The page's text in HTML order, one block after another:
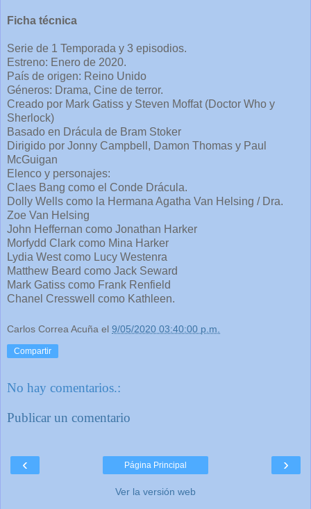
Ficha técnica
Serie de 1 Temporada y 3 episodios.
Estreno: Enero de 2020.
País de origen: Reino Unido
Géneros: Drama, Cine de terror.
Creado por Mark Gatiss y Steven Moffat (Doctor Who y
Sherlock)
Basado en Drácula de Bram Stoker
Dirigido por Jonny Campbell, Damon Thomas y Paul
McGuigan
Elenco y personajes:
Claes Bang como el Conde Drácula.
Dolly Wells como la Hermana Agatha Van Helsing / Dra.
Zoe Van Helsing
John Heffernan como Jonathan Harker
Morfydd Clark como Mina Harker
Lydia West como Lucy Westenra
Matthew Beard como Jack Seward
Mark Gatiss como Frank Renfield
Chanel Cresswell como Kathleen.
Carlos Correa Acuña el 9/05/2020 03:40:00 p.m.
Compartir
No hay comentarios.:
Publicar un comentario
‹ ›
Página Principal
Ver la versión web